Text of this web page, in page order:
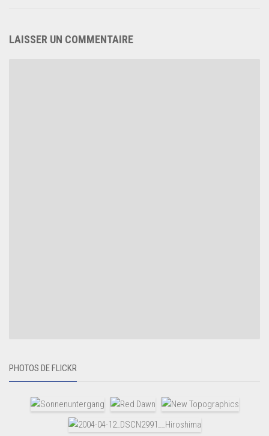
LAISSER UN COMMENTAIRE
PHOTOS DE FLICKR